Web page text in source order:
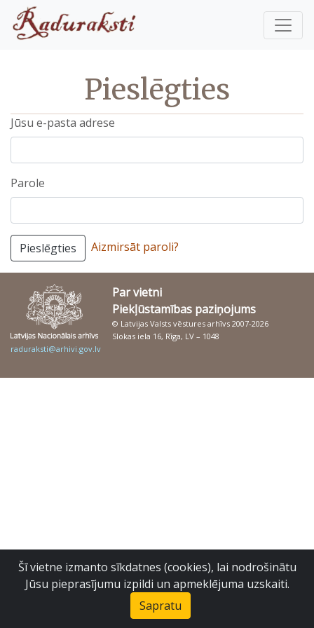
Pieslēgties
Jūsu e-pasta adrese
Parole
Pieslēgties Aizmirsāt paroli?
Par vietni
Piekļūstamības paziņojums
© Latvijas Valsts vēstures arhīvs 2007-2026
Slokas iela 16, Rīga, LV – 1048
raduraksti@arhivi.gov.lv
Šī vietne izmanto sīkdatnes (cookies), lai nodrošinātu
Jūsu pieprasījumu izpildi un apmeklējuma uzskaiti.
Sapratu